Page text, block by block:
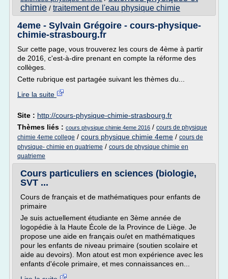
chimie / traitement de l'eau physique chimie
4eme - Sylvain Grégoire - cours-physique-
chimie-strasbourg.fr
Sur cette page, vous trouverez les cours de 4ème à partir
de 2016, c'est-à-dire prenant en compte la réforme des
collèges.
Cette rubrique est partagée suivant les thèmes du...
Lire la suite
Site : http://cours-physique-chimie-strasbourg.fr
Thèmes liés : cours physique chimie 4eme 2016 / cours de physique
chimie 4eme college / cours physique chimie 4eme / cours de
physique- chimie en quatrieme / cours de physique chimie en
quatrieme
Cours particuliers en sciences (biologie,
SVT ...
Cours de français et de mathématiques pour enfants de
primaire
Je suis actuellement étudiante en 3ème année de
logopédie à la Haute École de la Province de Liège. Je
propose une aide en français ou/et en mathématiques
pour les enfants de niveau primaire (soutien scolaire et
aide au devoirs). Mon atout est mon expérience avec les
enfants d'école primaire, et mes connaissances en...